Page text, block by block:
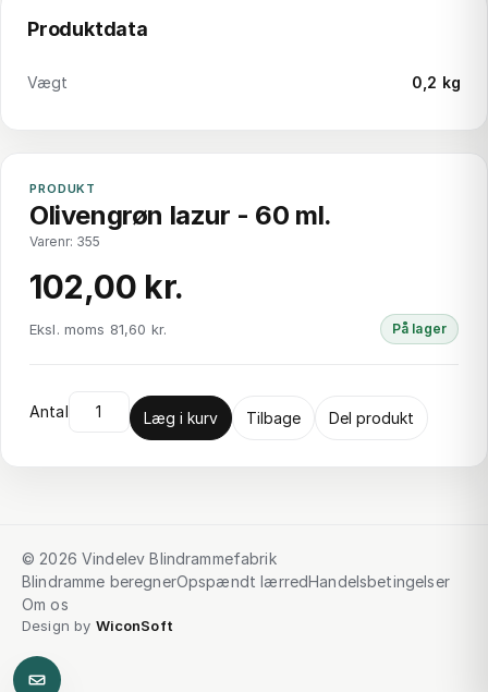
Produktdata
Vægt 0,2 kg
PRODUKT
Olivengrøn lazur - 60 ml.
Varenr: 355
102,00 kr.
Eksl. moms 81,60 kr. På lager
Antal Læg i kurv Tilbage Del produkt
© 2026 Vindelev Blindrammefabrik
Blindramme beregnerOpspændt lærredHandelsbetingelser
Om os
Design by WiconSoft